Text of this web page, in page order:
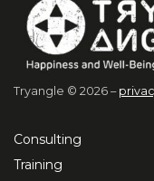
Tryangle © 2026 –
Consulting
Training